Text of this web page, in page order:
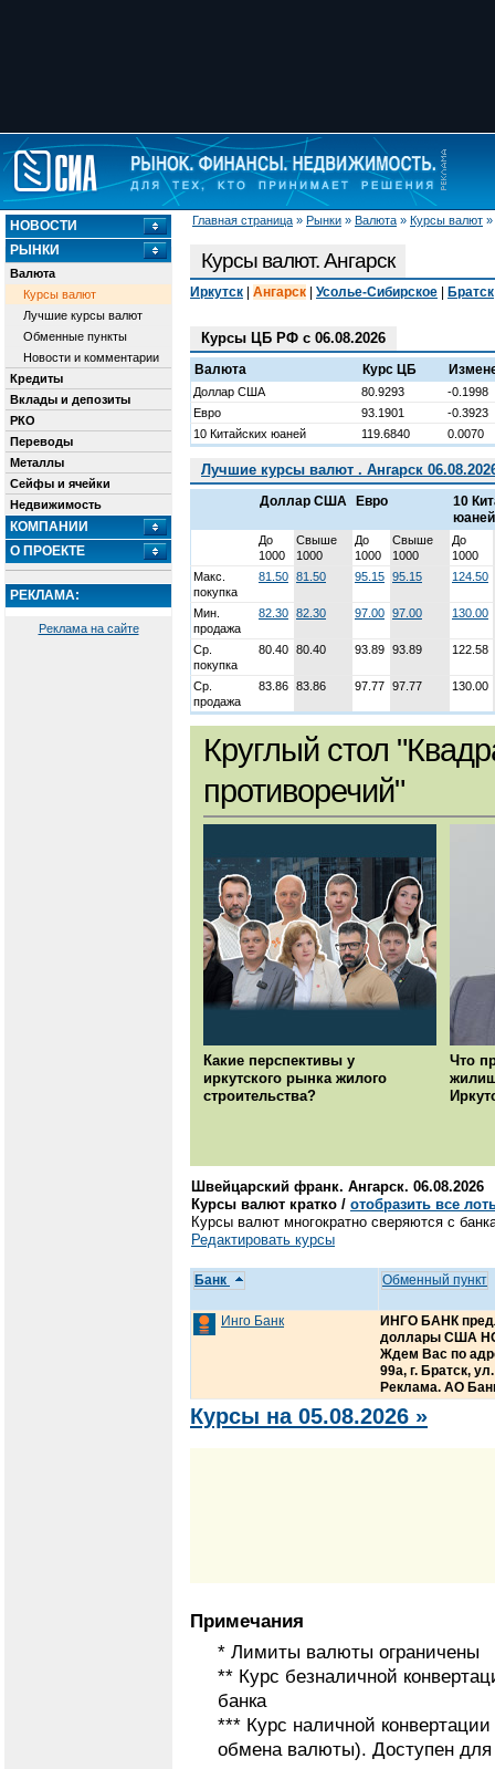
Главная страница » Рынки » Валюта » Курсы валют »
НОВОСТИ
РЫНКИ
Валюта
Курсы валют
Лучшие курсы валют
Обменные пункты
Новости и комментарии
Кредиты
Вклады и депозиты
РКО
Переводы
Металлы
Сейфы и ячейки
Недвижимость
КОМПАНИИ
О ПРОЕКТЕ
РЕКЛАМА:
Реклама на сайте
Курсы валют. Ангарск
Иркутск Ангарск Усолье-Сибирское Братск
Курсы ЦБ РФ с 06.08.2026
Валюта Курс ЦБ
Доллар США 80.9293
-0.1998
Евро
93.1901
-0.3923
10 Китайских юаней
119.6840 0.0070
Лучшие курсы валют . Ангарск
Доллар США Евро
10
юаней
До
1000
Свыше
1000
До
1000
Свыше
1000
До
1000
Макс.
покупка
81.50 81.50 95.15 95.15 124.50
Мин.
продажа
82.30 82.30 97.00 97.00 130.00
Ср.
покупка
80.40 80.40 93.89 93.89 122.58
Ср.
продажа
83.86 83.86 97.77 97.77 130.00
Круглый стол
противоречий"
Какие перспективы у
иркутского рынка жилого
строительства?
Что
Швейцарский франк. Ангарск. 06.08.2026
Курсы валют кратко / отобразить все
Курсы валют многократно сверяются с
Редактировать курсы
Банк Обменный пункт
Инго Банк
ИНГО БАНК
доллары США
Ждем Вас по
99а, г. Братск,
Реклама. АО
Курсы на 05.08.2026 »
Примечания
* Лимиты валюты ограничены
** Курс безналичной
банка
*** Курс наличной
обмена валюты). Доступен для